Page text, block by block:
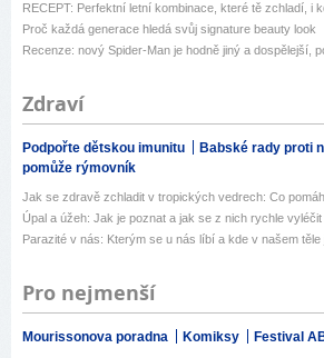
RECEPT: Perfektní letní kombinace, které tě zchladí, i
Proč každá generace hledá svůj signature beauty look
Recenze: nový Spider-Man je hodně jiný a dospělejší,
Zdraví
Podpořte dětskou imunitu Babské rady proti
pomůže rýmovník
Jak se zdravě zchladit v tropických vedrech: Co
Úpal a úžeh: Jak je poznat a jak se z nich rychle vyléčit
Parazité v nás: Kterým se u nás líbí a kde v našem těle
Pro nejmenší
Mourissonova poradna Komiksy Festival